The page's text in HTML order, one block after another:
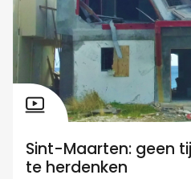
Sint-Maarten: geen
te herdenken